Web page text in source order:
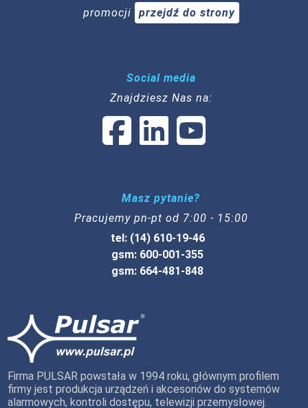
promocji
przejdź do strony
Social media
Znajdziesz Nas na:
Masz pytanie?
Pracujemy pn-pt od 7:00 - 15:00
tel: (14) 610-19-46
gsm: 600-001-355
gsm: 664-481-848
Firma PULSAR powstała w 1994 roku, głównym profilem
firmy jest produkcja urządzeń i akcesoriów do systemów
alarmowych, kontroli dostępu, telewizji przemysłowej.